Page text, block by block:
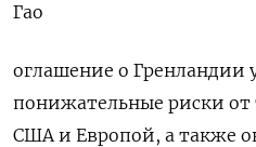
Гао
оглашение о Гренландии
понижательные риски
США и Европой, а также